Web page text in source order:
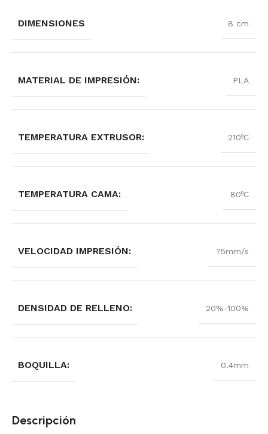
DIMENSIONES 8 cm
MATERIAL DE IMPRESIÓN: PLA
TEMPERATURA EXTRUSOR: 210ºC
TEMPERATURA CAMA: 80ºC
VELOCIDAD IMPRESIÓN: 75mm/s
DENSIDAD DE RELLENO: 20%-100%
BOQUILLA: 0.4mm
Descripción